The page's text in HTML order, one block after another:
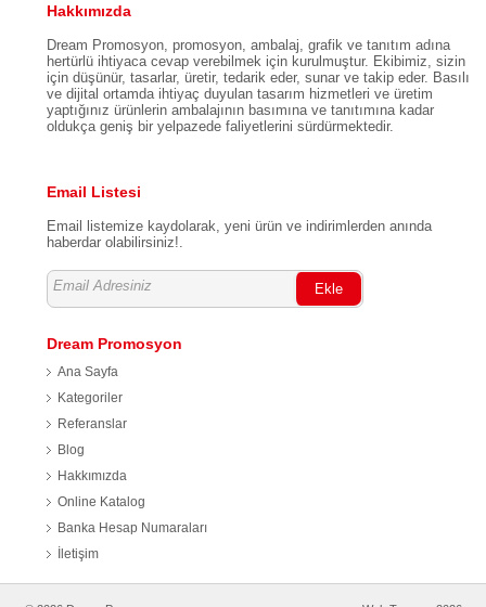
Kükürtlü, Kükürtlü Cd. Yeşilkent Sitesi 72/2 B Blok
İstanbul Ofis
Kemankeş Karamustafa Paşa, Mahallesi, Baş Cerrah Sk.
No:4/3, 34425 Beyoğlu / İstanbul
İzmir Ofis
Adalet, 1594/1. Sk. No: 1 Kat: 2, Daire: 38, 35530
Hakkımızda
Dream Promosyon, promosyon, ambalaj, grafik ve tanıtım adına
hertürlü ihtiyaca cevap verebilmek için kurulmuştur. Ekibimiz, sizin
için düşünür, tasarlar, üretir, tedarik eder, sunar ve takip eder. Basılı
ve dijital ortamda ihtiyaç duyulan tasarım hizmetleri ve üretim
yaptığınız ürünlerin ambalajının basımına ve tanıtımına kadar
oldukça geniş bir yelpazede faliyetlerini sürdürmektedir.
Email Listesi
Email listemize kaydolarak, yeni ürün ve indirimlerden anında
haberdar olabilirsiniz!.
Ekle
Dream Promosyon
Ana Sayfa
Kategoriler
Referanslar
Blog
Hakkımızda
Online Katalog
Banka Hesap Numaraları
İletişim